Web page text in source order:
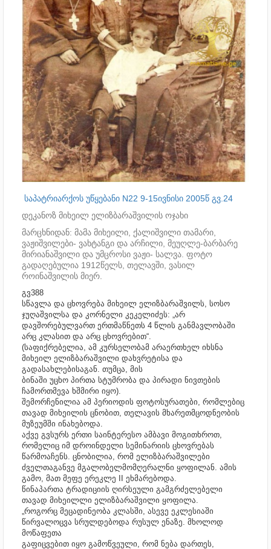
საპატრიარქოს უწყებანი N22 9-15ივნისი 2005წ გვ.24
დეკანოზ მიხეილ ელიზბარაშვილის ოჯახი
მარცხნიდან: მამა მიხეილი, ქალიშვილი თამარი,
ვაჟიშვილები- ვახტანგი და არჩილი, მეუღლე-ბარბარე
მირიანაშვილი და უმცროსი ვაჟი- სალვა. ფოტო
გადაღებულია 1912წელს, თელავში, ვასილ
როინაშვილის მიერ.
გვ388
სწავლა და ცხოვრება მიხეილ ელიზბარაშვილს, სოსო
ჯუღაშვილსა და კორნელი კეკელიძეს: „არ
დავშორებულვართ ერთმაწნეთს 4 წლის განმავლობაში
არც კლასით და არც ცხოვრებით“.
(საფიქრებელია, ამ კურსელობამ არაერთხელ იხსნა
მიხეილ ელიზბარაშვილი დახვრეტისა და
გადასახლებისაგან. თუმცა, მის
ბინაში უცხო პირთა სტუმრობა და პირადი ნივთების
ჩამორთმევა ხშმირი იყო).
შემორჩენილია ამ პერიოდის ფოტოსურათები, რომლებიც
თავად მიხეილის ცნობით, თელავის მხარეთმცოდნეობის
მუზეუმში ინახებოდა.
აქვე გვსურს ერთი საინტერესო ამბავი მოგითხროთ,
რომელიც იმ დროინდელი სემინარიის ცხოვრებას
წარმოაჩენს. ცნობილია, რომ ელიზბარაშვილები
ძველთაგანვე მგალობელმომღერალნი ყოფილან. ამის
გამო, მათ მეფე ერეკლე II ეხმარებოდა.
წინაპართა ტრადიციის ღირსეული გამგრძელებელი
თავად მიხეილლი ელიზბარაშვილი ყოფილა.
„როგორც მეცადინეობა კლასში, ასევე ეკლესიაში
წირვალოცვა სრულდებოდა რუსულ ენაზე. მხოლოდ
მოწაფეთა
გაფიცვებით იყო გამოწვეული, რომ ნება დართეს,